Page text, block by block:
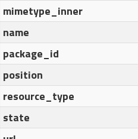
mimetype_inner
name
package_id
position
resource_type
state